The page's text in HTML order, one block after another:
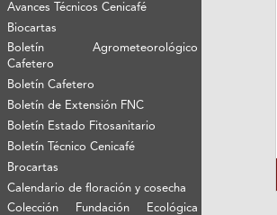
Avances Técnicos Cenicafé
Biocartas
Boletín Agrometeorológico
Cafetero
Boletín Cafetero
Boletín de Extensión FNC
Boletín Estado Fitosanitario
Boletín Técnico Cenicafé
Brocartas
Calendario de floración y cosecha
Colección Fundación Ecológica